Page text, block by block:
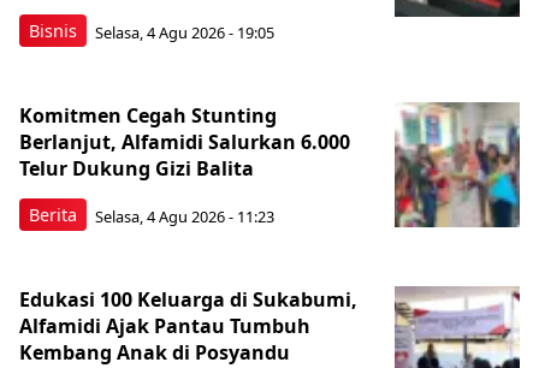
Bisnis Selasa, 4 Agu 2026 - 19:05
Berita
Komitmen Cegah Stunting
Berlanjut, Alfamidi Salurkan 6.000
Telur Dukung Gizi Balita
Selasa, 4 Agu 2026 - 11:23
Edukasi 100 Keluarga di Sukabumi,
Alfamidi Ajak Pantau Tumbuh
Kembang Anak di Posyandu